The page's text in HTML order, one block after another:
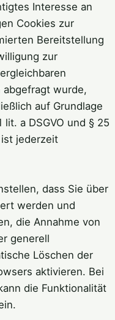
Interesse an
Cookies zur
Bereitstellung
zur
wurde,
auf Grundlage
a DSGVO und § 25
ist jederzeit
dass Sie über
werden und
die Annahme von
generell
Löschen der
aktivieren. Bei
die Funktionalität